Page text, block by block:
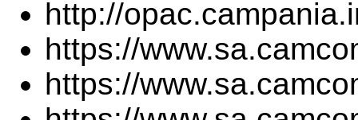
http://
https://
https://